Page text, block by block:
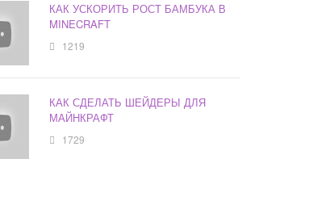
КАК УСКОРИТЬ РОСТ БАМБУКА В
MINECRAFT
1219
КАК СДЕЛАТЬ ШЕЙДЕРЫ ДЛЯ
МАЙНКРАФТ
1729